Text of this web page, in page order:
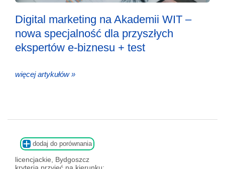
Digital marketing na Akademii WIT –
nowa specjalność dla przyszłych
ekspertów e-biznesu + test
więcej artykułów »
dodaj do porównania
licencjackie, Bydgoszcz